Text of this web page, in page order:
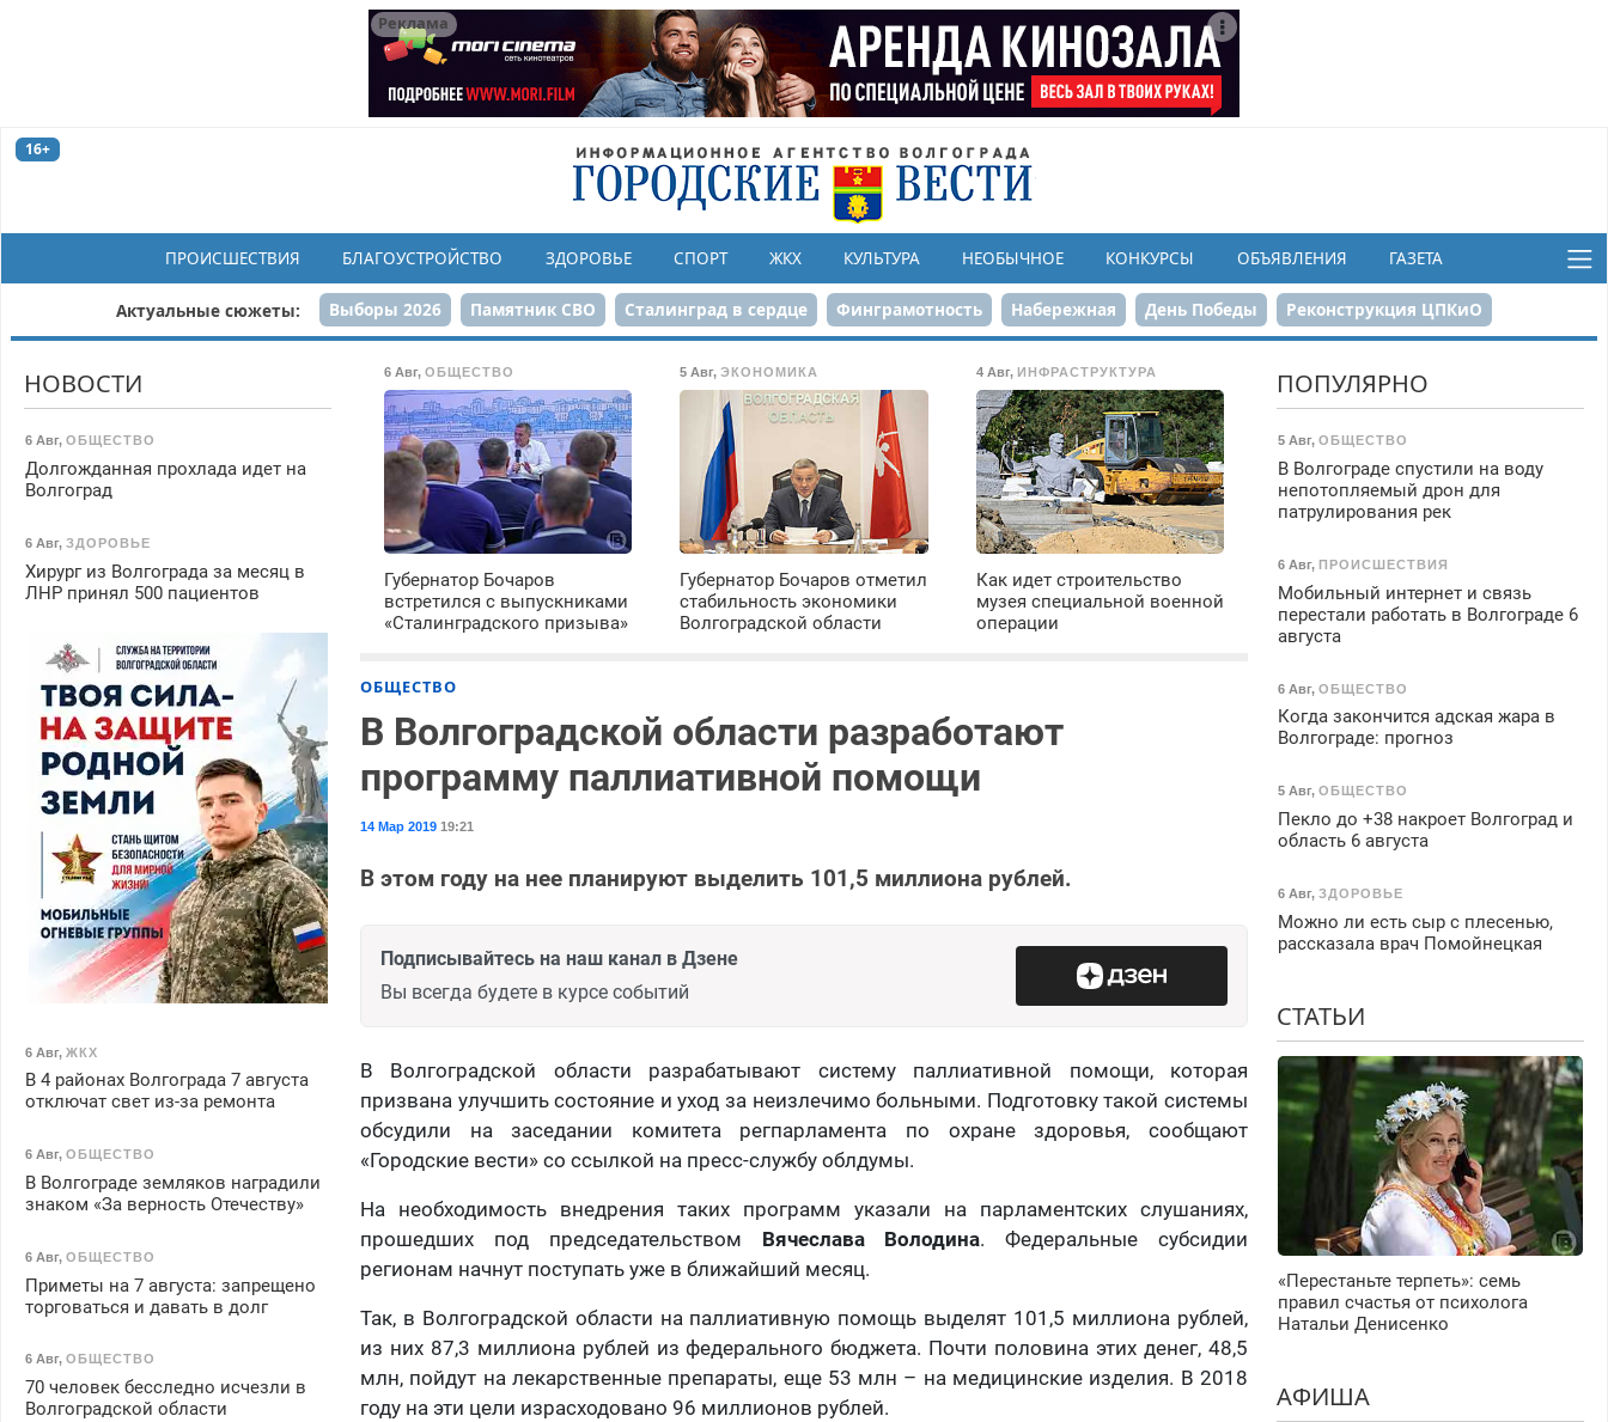
Реклама
16+
ПРОИСШЕСТВИЯ БЛАГОУСТРОЙСТВО ЗДОРОВЬЕ СПОРТ ЖКХ КУЛЬТУРА НЕОБЫЧНОЕ КОНКУРСЫ ОБЪЯВЛЕНИЯ ГАЗЕТА
Актуальные сюжеты: Выборы 2026 Памятник СВО Сталинград в сердце Финграмотность Набережная День Победы Реконструкция ЦПКиО
80-летие Победы Парк Героев-летчиков
6 Авг,ОБЩЕСТВО
Губернатор Бочаров
встретился с выпускниками
«Сталинградского призыва»
5 Авг,ЭКОНОМИКА
Губернатор Бочаров отметил
стабильность экономики
Волгоградской области
4 Авг, ИНФРАСТРУКТУРА
Как идет строительство
музея специальной военной
операции
ОБЩЕСТВО
В Волгоградской области разработают
программу паллиативной помощи
14 Мар 2019 19:21
В этом году на нее планируют выделить 101,5 миллиона рублей.
Подписывайтесь на наш канал в Дзене
Вы всегда будете в курсе событий
В Волгоградской области разрабатывают систему паллиативной помощи, которая
призвана улучшить состояние и уход за неизлечимо больными. Подготовку такой системы
обсудили на заседании комитета регпарламента по охране здоровья, сообщают
«Городские вести» со ссылкой на пресс-службу облдумы.
На необходимость внедрения таких программ указали на парламентских слушаниях,
прошедших под председательством Вячеслава Володина. Федеральные субсидии
регионам начнут поступать уже в ближайший месяц.
Так, в Волгоградской области на паллиативную помощь выделят 101,5 миллиона рублей,
из них 87,3 миллиона рублей из федерального бюджета. Почти половина этих денег, 48,5
млн, пойдут на лекарственные препараты, еще 53 млн – на медицинские изделия. В 2018
году на эти цели израсходовано 96 миллионов рублей.
НОВОСТИ
6 Авг, ОБЩЕСТВО
Долгожданная прохлада идет на
Волгоград
6 Авг, ЗДОРОВЬЕ
Хирург из Волгограда за месяц в
ЛНР принял 500 пациентов
6 Авг, ЖКХ
В 4 районах Волгограда 7 августа
отключат свет из-за ремонта
6 Авг, ОБЩЕСТВО
В Волгограде земляков наградили
знаком «За верность Отечеству»
6 Авг, ОБЩЕСТВО
Приметы на 7 августа: запрещено
торговаться и давать в долг
6 Авг, ОБЩЕСТВО
70 человек бесследно исчезли в
Волгоградской области
ПОПУЛЯРНО
5 Авг, ОБЩЕСТВО
В Волгограде спустили на воду
непотопляемый дрон для
патрулирования рек
6 Авг, ПРОИСШЕСТВИЯ
Мобильный интернет и связь
перестали работать в Волгограде 6
августа
6 Авг, ОБЩЕСТВО
Когда закончится адская жара в
Волгограде: прогноз
5 Авг, ОБЩЕСТВО
Пекло до +38 накроет Волгоград и
область 6 августа
6 Авг, ЗДОРОВЬЕ
Можно ли есть сыр с плесенью,
рассказала врач Помойнецкая
СТАТЬИ
«Перестаньте терпеть»: семь
правил счастья от психолога
Натальи Денисенко
АФИША